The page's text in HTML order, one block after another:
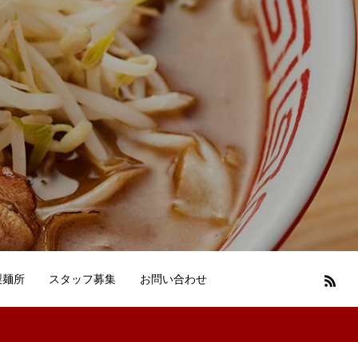
麺所 スタッフ募集 お問い合わせ